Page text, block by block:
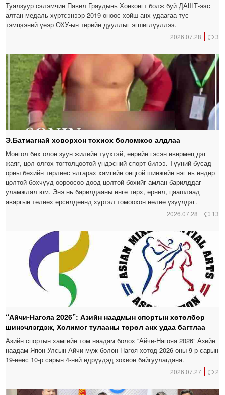
Туялзуур сэлэмчин Павел Граудынь Хонконгт болж буй ДАШТ-ээс
алтан медаль хүртсэнээр 2019 оноос хойш анх удаагаа тус
тэмцээний үеэр ОХУ-ын төрийн дууллыг эгшиглүүллээ.
2026.07.28 3
Э.Батмагнай ховорхон тохиох боломжоо алдлаа
Монгол бөх олон зуун жилийн түүхтэй, өөрийн гэсэн өвөрмөц дэг
жаяг, цол олгох тогтолцоотой үндэсний спорт билээ. Түүний бусад
орны бөхийн төрлөөс ялгарах хамгийн онцгой шинжийн нэг нь өндөр
цолтой бөхчүүд өөрөөсөө доод цолтой бөхийг амлан барилддаг
уламжлал юм. Энэ нь барилдааны өнгө төрх, өрнөл, цаашлаад
аваргын төлөөх өрсөлдөөнд хүртэл томоохон нөлөө үзүүлдэг.
2026.07.28 13
“Айчи-Нагояа 2026”: Азийн наадмын спортын хөтөлбөр
шинэчлэгдэж, Холимог тулааны төрөл анх удаа багтлаа
Азийн спортын хамгийн том наадам болох “Айчи-Нагояа 2026” Азийн
наадам Япон Улсын Айчи муж болон Нагоя хотод 2026 оны 9-р сарын
19-нөөс 10-р сарын 4-ний өдрүүдэд зохион байгуулагдана.
2026.07.27 2